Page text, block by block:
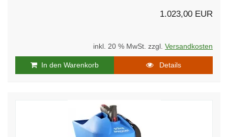
1.023,00 EUR
inkl. 20 % MwSt. zzgl. Versandkosten
In den Warenkorb Details